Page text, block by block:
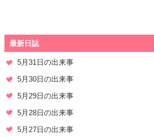
最新日誌
5月31日の出来事
5月30日の出来事
5月29日の出来事
5月28日の出来事
5月27日の出来事